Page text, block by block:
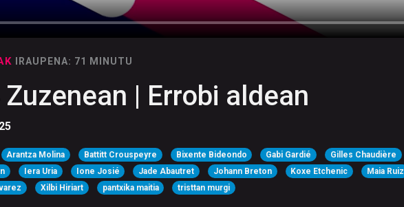
IRAUPENA: 71 MINUTU
| Errobi aldean
Arantza Molina Battitt Crouspeyre Bixente Bideondo Gabi Gardié
Gilles Chaudière
Iera Uria Ione Josié Jade Abautret Johann Breton Koxe Etchenic
Maia Ruiz
Xilbi Hiriart pantxika maitia tristtan murgi